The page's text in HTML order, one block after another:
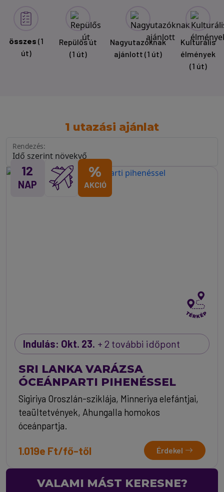
összes (1
út)
Repülős út
(1 út)
Nagyutazóknak
ajánlott (1 út)
Kulturális
élmények
(1 út)
1 utazási ajánlat
Rendezés:
12
NAP
%
AKCIÓ
Indulás: Okt. 23. + 2 további időpont
SRI LANKA VARÁZSA
ÓCEÁNPARTI PIHENÉSSEL
Sigiriya Oroszlán-sziklája, Minneriya elefántjai,
teaültetvények, Ahungalla homokos
óceánpartja.
1.019e Ft/fő-től Érdekel
VALAMI MÁST KERESNE?